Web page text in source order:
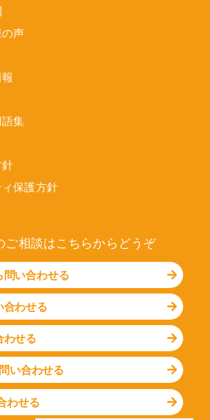
声
集
保護方針
ご相談はこちらからどうぞ
問い合わせる
合わせる
わせる
い合わせる
わせる